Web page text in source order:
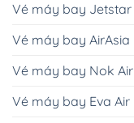
Vé máy bay Jetstar
Vé máy bay AirAsia
Vé máy bay Nok Air
Vé máy bay Eva Air